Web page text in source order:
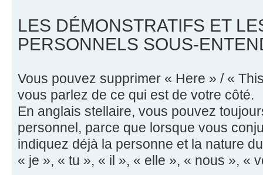
LES DÉMONSTRATIFS ET
PERSONNELS SOUS-
Vous pouvez supprimer « Here » / «
vous parlez de ce qui est de votre côté.
En anglais stellaire, vous pouvez
personnel, parce que lorsque vous
indiquez déjà la personne et la nature
« je », « tu », « il », « elle », « nous », «